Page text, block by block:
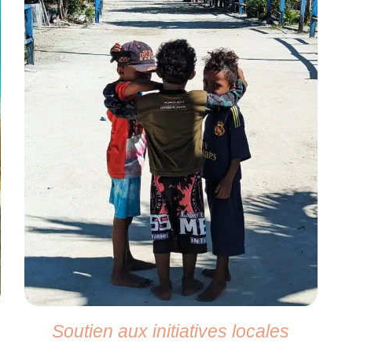
Soutien aux initiatives locales